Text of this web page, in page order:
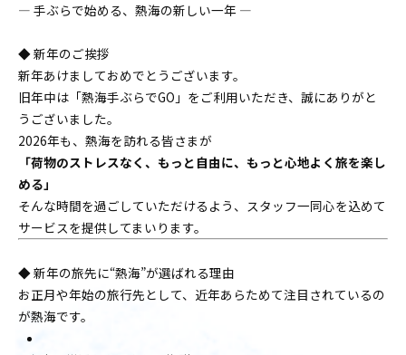
― 手ぶらで始める、熱海の新しい一年 ―
◆ 新年のご挨拶
新年あけましておめでとうございます。
旧年中は「熱海手ぶらでGO」をご利用いただき、誠にありがと
うございました。
2026年も、熱海を訪れる皆さまが
「荷物のストレスなく、もっと自由に、もっと心地よく旅を楽し
める」
そんな時間を過ごしていただけるよう、スタッフ一同心を込めて
サービスを提供してまいります。
◆ 新年の旅先に“熱海”が選ばれる理由
お正月や年始の旅行先として、近年あらためて注目されているの
が熱海です。